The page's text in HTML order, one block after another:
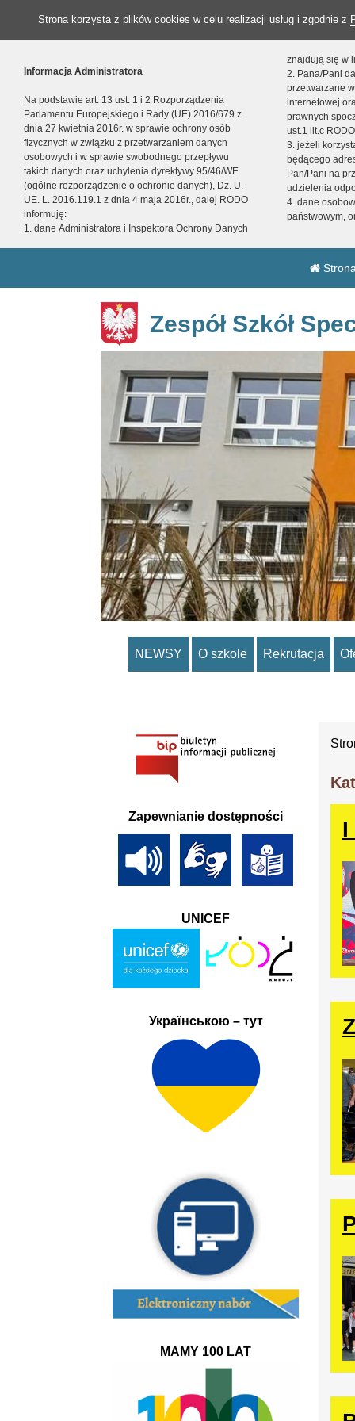
Strona korzysta z plików cookies w celu realizacji usług i zgodnie z
Informacja Administratora
Na podstawie art. 13 ust. 1 i 2 Rozporządzenia
Parlamentu Europejskiego i Rady (UE) 2016/679 z
dnia 27 kwietnia 2016r. w sprawie ochrony osób
fizycznych w związku z przetwarzaniem danych
osobowych i w sprawie swobodnego przepływu
takich danych oraz uchylenia dyrektywy 95/46/WE
(ogólne rozporządzenie o ochronie danych), Dz. U.
UE. L. 2016.119.1 z dnia 4 maja 2016r., dalej RODO
informuję:
1. dane Administratora i Inspektora Ochrony Danych
znajdują się w
2. Pana/Pani
przetwarzane
internetowej
prawnych
ust.1 lit.c
3. jeżeli
będącego
Pan/Pani na
udzielenia
4. dane
państwowym,
Zespół Szkół
NEWSY O szkole Rekrutacja
Zapewnianie dostępności
UNICEF
Українською – тут
MAMY 100 LAT
I